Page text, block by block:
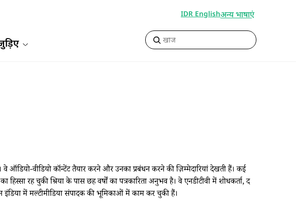
IDR Englishअन्य भाषाएं
ऑडियो-वीडियो कॉन्टेंट तैयार करने और उनका प्रबंधन करने की ज़िम्मेदारियां देखती हैं। कई
हिस्सा रह चुकी श्रिया के पास छह वर्षों का पत्रकारिता अनुभव है। वे एनडीटीवी में शोधकर्ता, द
में मल्टीमीडिया संपादक की भूमिकाओं में काम कर चुकी हैं।